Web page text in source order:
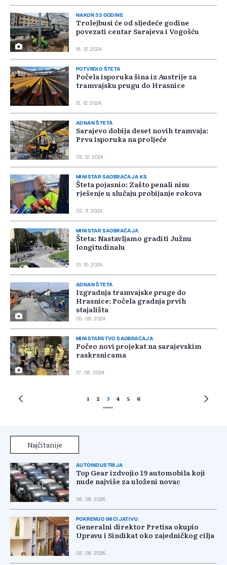
NAKON 33 GODINE
Trolejbusi će od sljedeće godine
povezati centar Sarajeva i Vogošću
15. 12. 2024.
POTVRDIO ŠTETA
Počela isporuka šina iz Austrije za
tramvajsku prugu do Hrasnice
12. 12. 2024.
ADNAN ŠTETA
Sarajevo dobija deset novih tramvaja:
Prva isporuka na proljeće
03. 12. 2024.
MINISTAR SAOBRAĆAJA KS
Šteta pojasnio: Zašto penali nisu
rješenje u slučaju probijanje rokova
03. 11. 2024.
MINISTAR SAOBRAĆAJA
Šteta: Nastavljamo graditi Južnu
longitudinalu
01. 10. 2024.
ADNAN ŠTETA
Izgradnja tramvajske pruge do
Hrasnice: Počela gradnja prvih
stajališta
05. 09. 2024.
MINISTARSTVO SAOBRAĆAJA
Počeo novi projekat na sarajevskim
raskrsnicama
27. 08. 2024.
1 2 3 4 5 6
Najčitanije
AUTOINDUSTRIJA
Top Gear izdvojio 19 automobila koji
nude najviše za uloženi novac
06. 08. 2026.
POKRENUO INICIJATIVU
Generalni direktor Pretisa okupio
Upravu i Sindikat oko zajedničkog cilja
05. 08. 2026.